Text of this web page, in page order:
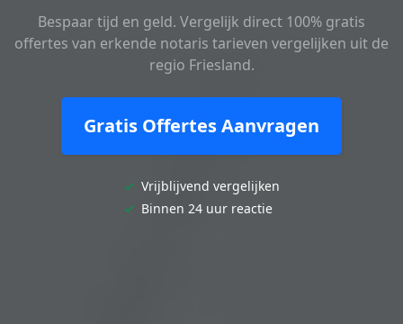
Bespaar tijd en geld. Vergelijk direct 100% gratis
offertes van erkende notaris tarieven vergelijken uit de
regio Friesland.
Gratis Offertes Aanvragen
✓ Vrijblijvend vergelijken
✓ Binnen 24 uur reactie